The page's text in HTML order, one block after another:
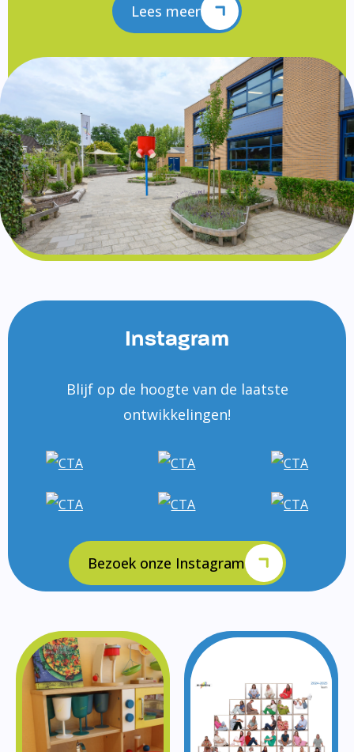
Lees meer
Instagram
Blijf op de hoogte van de laatste
ontwikkelingen!
Bezoek onze Instagram